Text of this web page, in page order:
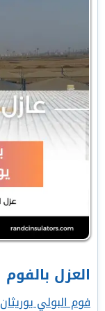
العزل بالفوم
فوم البولي يوريثان